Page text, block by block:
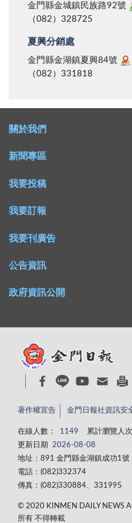
金門縣金城鎮民族路92號
（082）328725
夏興分銷處
金門縣金湖鎮夏興84號
（082）331818
關於我們
新聞專區
我要投稿
我要訂報
我要刊廣告
公告資訊
政府資訊公開
著作權宣告 金門日報社資訊安
在線人數： 1149 累計瀏覽人次
更新日期
2026-08-08
地址：891 金門縣金湖鎮成功1號
電話：(082)332374
傳真：(082)330884、331995
© 2020 KINMEN DAILY NEWS
所有 不得轉載